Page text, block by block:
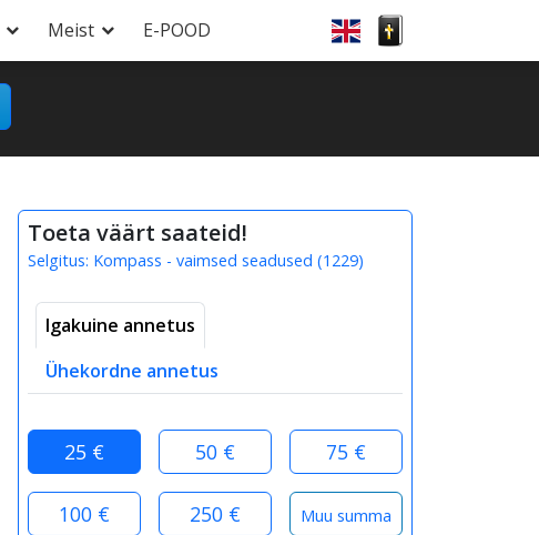
Meist E-POOD
Toeta väärt saateid!
Selgitus: Kompass - vaimsed seadused (1229)
Igakuine annetus
Ühekordne annetus
25 € 50 € 75 €
100 € 250 €